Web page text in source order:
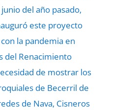
del año pasado,
este proyecto
la pandemia en
del Renacimiento
de mostrar los
de Becerril de
de Nava, Cisneros